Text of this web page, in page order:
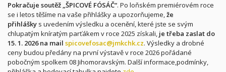
Pokračuje soutěž „ŠPICOVÉ FÓSÁČ“. Po loňském premiérovém roce
se i letos těšíme na vaše přihlášky a upozorňujeme,že
přihlášky s uvedením výsledku a ocenění, které jste se svým
chlupatým kníratým parťákem v roce 2025 získali, je třeba zaslat do
15. 1. 2026 na mail spicovefosac@jmkchk.cz. Výsledky a drobné
ceny budou předány na první výstavě v roce 2026 pořádané
pobočným spolkem 08 Jihomoravským. Další informace,podmínky,